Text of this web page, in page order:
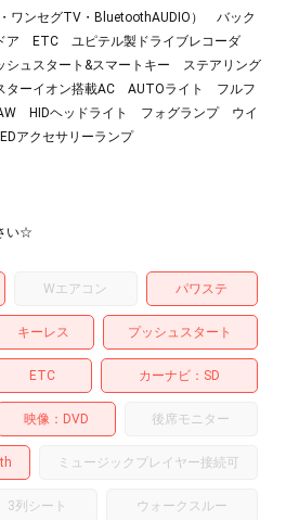
ワンセグTV・BluetoothAUDIO） バック
ア ETC ユピテル製ドライブレコーダ
ュスタート&スマートキー ステアリング
ターイオン搭載AC AUTOライト フルフ
HIDヘッドライト フォグランプ ウイ
アクセサリーランプ
い☆
Wエアコン パワステ
キーレス プッシュスタート
ETC カーナビ SD
映像 DVD 後席モニター
ミュージックプレイヤー接続可
3列シート ウォークスルー